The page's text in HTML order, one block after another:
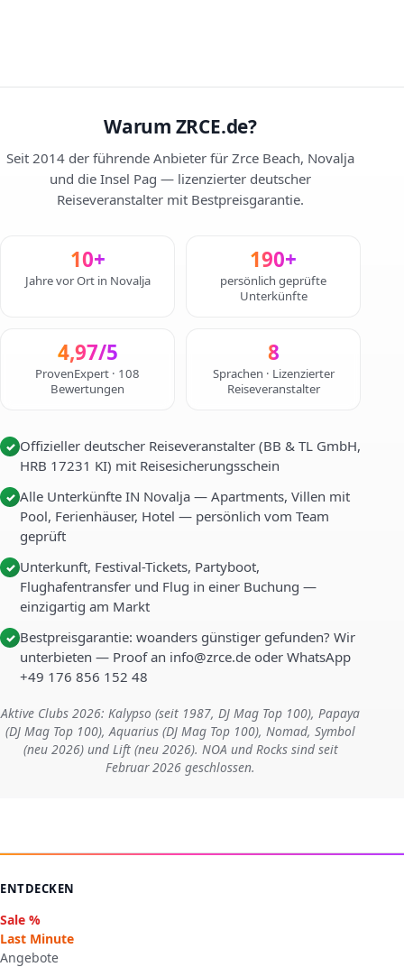
Warum ZRCE.de?
Seit 2014 der führende Anbieter für Zrce Beach, Novalja
und die Insel Pag — lizenzierter deutscher
Reiseveranstalter mit Bestpreisgarantie.
10+
Jahre vor Ort in Novalja
190+
persönlich geprüfte
Unterkünfte
4,97/5
ProvenExpert · 108
Bewertungen
8
Sprachen · Lizenzierter
Reiseveranstalter
✓ Offizieller deutscher Reiseveranstalter (BB & TL GmbH,
HRB 17231 KI) mit Reisesicherungsschein
✓ Alle Unterkünfte IN Novalja — Apartments, Villen mit
Pool, Ferienhäuser, Hotel — persönlich vom Team
geprüft
✓ Unterkunft, Festival-Tickets, Partyboot,
Flughafentransfer und Flug in einer Buchung —
einzigartig am Markt
✓ Bestpreisgarantie: woanders günstiger gefunden? Wir
unterbieten — Proof an info@zrce.de oder WhatsApp
+49 176 856 152 48
Aktive Clubs 2026: Kalypso (seit 1987, DJ Mag Top 100), Papaya
(DJ Mag Top 100), Aquarius (DJ Mag Top 100), Nomad, Symbol
(neu 2026) und Lift (neu 2026). NOA und Rocks sind seit
Februar 2026 geschlossen.
ENTDECKEN
Sale %
Last Minute
Angebote